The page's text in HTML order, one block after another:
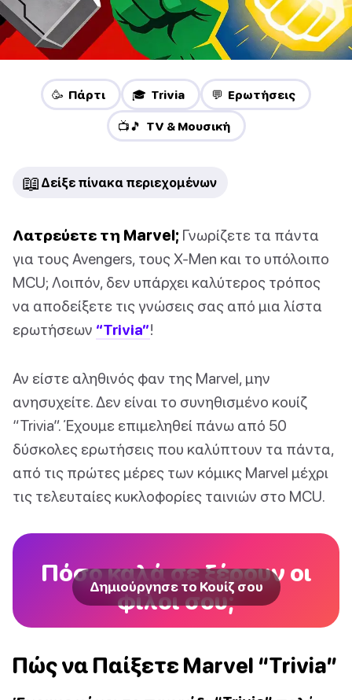
🥳 Πάρτι 🎓 Trivia 💬 Ερωτήσεις
📺🎵 TV & Μουσική
📖 Δείξε πίνακα περιεχομένων
Λατρεύετε τη Marvel; Γνωρίζετε τα πάντα
για τους Avengers, τους X-Men και το υπόλοιπο
MCU; Λοιπόν, δεν υπάρχει καλύτερος τρόπος
να αποδείξετε τις γνώσεις σας από μια λίστα
ερωτήσεων “Trivia”!
Αν είστε αληθινός φαν της Marvel, μην
ανησυχείτε. Δεν είναι το συνηθισμένο κουίζ
“Trivia”. Έχουμε επιμεληθεί πάνω από 50
δύσκολες ερωτήσεις που καλύπτουν τα πάντα,
από τις πρώτες μέρες των κόμικς Marvel μέχρι
τις τελευταίες κυκλοφορίες ταινιών στο MCU.
Πόσο καλά σε ξέρουν οι
φίλοι σου;
Δημιούργησε το Κουίζ σου
Πώς να Παίξετε Marvel “Trivia”